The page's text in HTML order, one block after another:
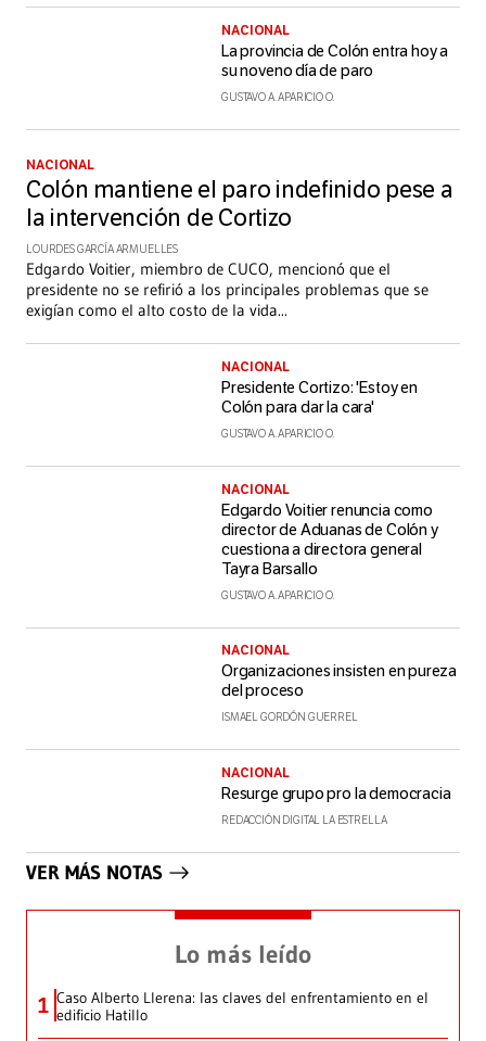
NACIONAL
La provincia de Colón entra hoy a
su noveno día de paro
GUSTAVO A. APARICIO O.
NACIONAL
Colón mantiene el paro indefinido pese a
la intervención de Cortizo
LOURDES GARCÍA ARMUELLES
Edgardo Voitier, miembro de CUCO, mencionó que el
presidente no se refirió a los principales problemas que se
exigían como el alto costo de la vida...
NACIONAL
Presidente Cortizo: 'Estoy en
Colón para dar la cara'
GUSTAVO A. APARICIO O.
NACIONAL
Edgardo Voitier renuncia como
director de Aduanas de Colón y
cuestiona a directora general
Tayra Barsallo
GUSTAVO A. APARICIO O.
NACIONAL
Organizaciones insisten en pureza
del proceso
ISMAEL GORDÓN GUERREL
NACIONAL
Resurge grupo pro la democracia
REDACCIÓN DIGITAL LA ESTRELLA
VER MÁS NOTAS
Lo más leído
1 Caso Alberto Llerena: las claves del enfrentamiento en el
edificio Hatillo